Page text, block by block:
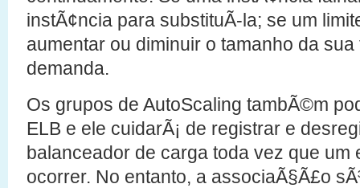
instÃ¢ncia para substituÃ­-la; se um
aumentar ou diminuir o tamanho da
demanda.
Os grupos de AutoScaling tambÃ©m
ELB e ele cuidarÃ¡ de registrar e
balanceador de carga toda vez que um
ocorrer. No entanto, a associaÃ§Ã£o